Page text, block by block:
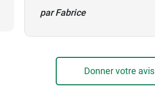
par Fabrice
Donner votre avis